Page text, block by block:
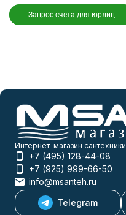
Запрос счета для юрлиц
Интернет-магазин сантехники
+7 (495) 128-44-08
+7 (925) 999-66-50
info@msanteh.ru
Telegram